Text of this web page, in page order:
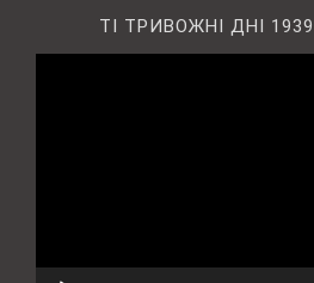
ТІ ТРИВОЖНІ ДНІ